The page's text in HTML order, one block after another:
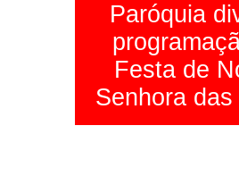
Paróquia
Festa de
Senhora